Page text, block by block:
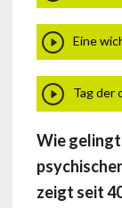
Eine
Tag der
Wie
zeigt seit